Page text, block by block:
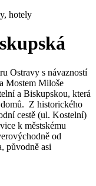
hotely
Ostravy s návazností
Mostem Miloše
a Biskupskou, která
Z historického
cestě (ul. Kostelní)
k městskému
od
původně asi